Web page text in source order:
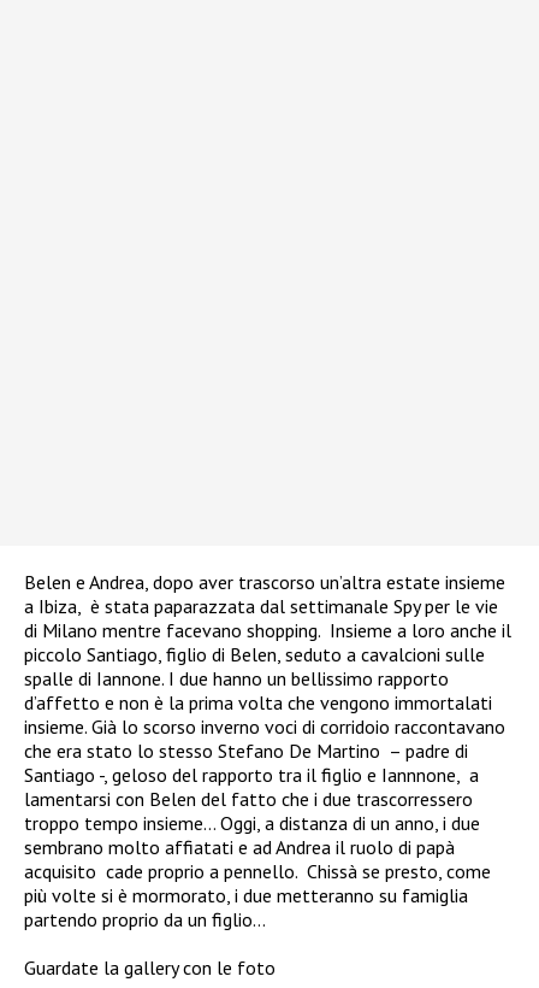
Belen e Andrea, dopo aver trascorso un’altra estate insieme
a Ibiza, è stata paparazzata dal settimanale Spy per le vie
di Milano mentre facevano shopping. Insieme a loro anche il
piccolo Santiago, figlio di Belen, seduto a cavalcioni sulle
spalle di Iannone. I due hanno un bellissimo rapporto
d’affetto e non è la prima volta che vengono immortalati
insieme. Già lo scorso inverno voci di corridoio raccontavano
che era stato lo stesso Stefano De Martino – padre di
Santiago -, geloso del rapporto tra il figlio e Iannnone, a
lamentarsi con Belen del fatto che i due trascorressero
troppo tempo insieme… Oggi, a distanza di un anno, i due
sembrano molto affiatati e ad Andrea il ruolo di papà
acquisito cade proprio a pennello. Chissà se presto, come
più volte si è mormorato, i due metteranno su famiglia
partendo proprio da un figlio…
Guardate la gallery con le foto